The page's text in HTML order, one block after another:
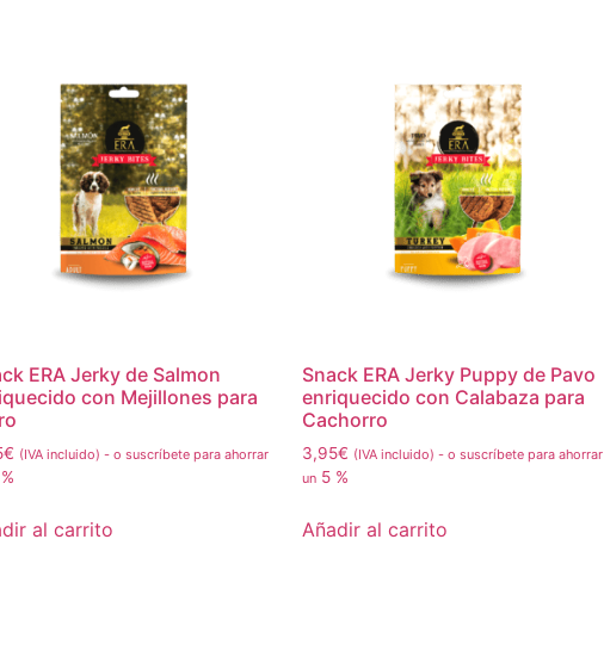
ERA Jerky de Salmon
con Mejillones para
€ (IVA incluido) - o suscríbete para ahorrar
al carrito
Snack ERA Jerky Puppy de Pavo
enriquecido con Calabaza para
Cachorro
3,95€ (IVA incluido) - o suscríbete para ahorrar
un 5 %
Añadir al carrito